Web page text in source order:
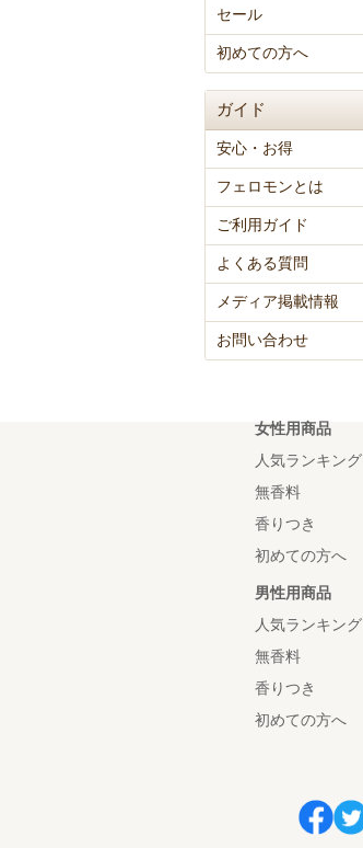
セール
初めての方へ
ガイド
安心・お得
フェロモンとは
ご利用ガイド
よくある質問
メディア掲載情報
お問い合わせ
女性用商品
人気ランキング
無香料
香りつき
初めての方へ
男性用商品
人気ランキング
無香料
香りつき
初めての方へ